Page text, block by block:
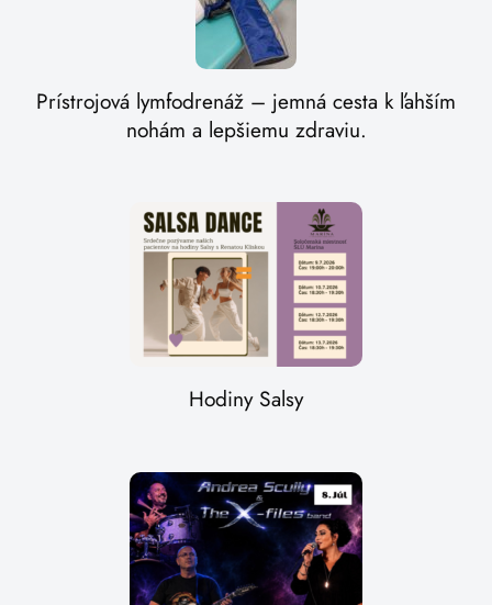
Prístrojová lymfodrenáž – jemná cesta k ľahším
nohám a lepšiemu zdraviu.
Hodiny Salsy